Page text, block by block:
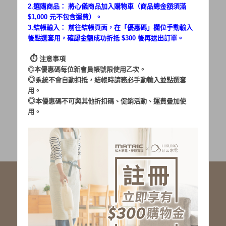
密碼：
社群服務連結
線上客服 LINE 歡迎加入 <LINE ID: @matric.jp>
線上客服 Facebook 歡迎加入
2.選購商品： 將心儀商品加入購物車（商品總金額須滿
$1,000 元不包含運費）。
3.結帳輸入： 前往結帳頁面，在「優惠碼 」欄位手動輸入
後點選套用，確認金額成功折抵 $300 後再送出訂單。
⏱︎ 注意事項
◎本優惠碼每位新會員帳號限使用乙次。
◎系統不會自動扣抵，結帳時請務必手動輸入並點選套
用。
◎本優惠碼不可與其他折扣碼、促銷活動、運費疊加使
用。